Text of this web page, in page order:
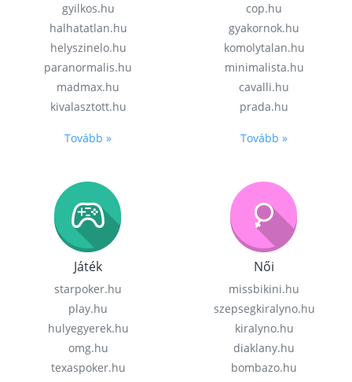
gyilkos.hu
halhatatlan.hu
helyszinelo.hu
paranormalis.hu
madmax.hu
kivalasztott.hu
Tovább »
cop.hu
gyakornok.hu
komolytalan.hu
minimalista.hu
cavalli.hu
prada.hu
Tovább »
Játék
starpoker.hu
play.hu
hulyegyerek.hu
omg.hu
texaspoker.hu
Női
missbikini.hu
szepsegkiralyno.hu
kiralyno.hu
diaklany.hu
bombazo.hu